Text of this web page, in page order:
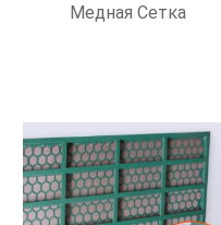
Медная Сетка